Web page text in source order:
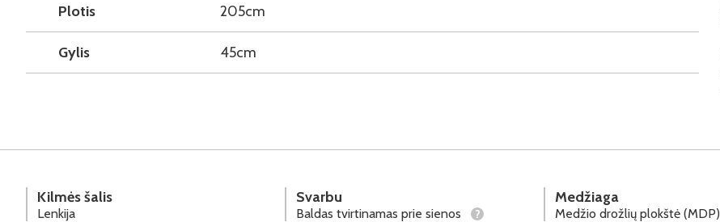
Plotis 205cm
Gylis 45cm
Kilmės šalis
Lenkija
Svarbu
Baldas tvirtinamas prie sienos ?
Medžiaga
Medžio drožlių plokštė (MDP)